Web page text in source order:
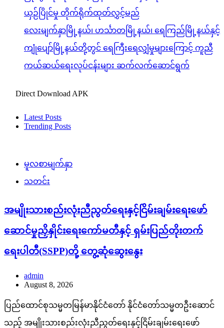
ယှဉ်ပြိုင်မှု တိုက်ရိုက်ထုတ်လွှင့်မည်
လေးမျက်နှာမြို့နယ်၊ ဟင်္သာတမြို့နယ်၊ ရေကြည်မြို့နယ်နှင့်
ကျုံပျော်မြို့နယ်တို့တွင် ရေကြီးရေလျှံမှုများကြောင့် ကူညီ
ကယ်ဆယ်ရေးလုပ်ငန်းများ ဆက်လက်ဆောင်ရွက်
Direct Download APK
Latest Posts
Trending Posts
မူလစာမျက်နှာ
သတင်း
အမျိုးသားစည်းလုံးညီညွတ်ရေးနှင့်ငြိမ်းချမ်းရေးဖော်
ဆောင်မှုညှိနှိုင်းရေးကော်မတီနှင့် ရှမ်းပြည်တိုးတက်
ရေးပါတီ(SSPP)တို့ တွေ့ဆုံဆွေးနွေး
admin
August 8, 2026
ပြည်ထောင်စုသမ္မတမြန်မာနိုင်ငံတော် နိုင်ငံတော်သမ္မတဦးဆောင်
သည့် အမျိုးသားစည်းလုံးညီညွတ်ရေးနှင့်ငြိမ်းချမ်းရေးဖော်